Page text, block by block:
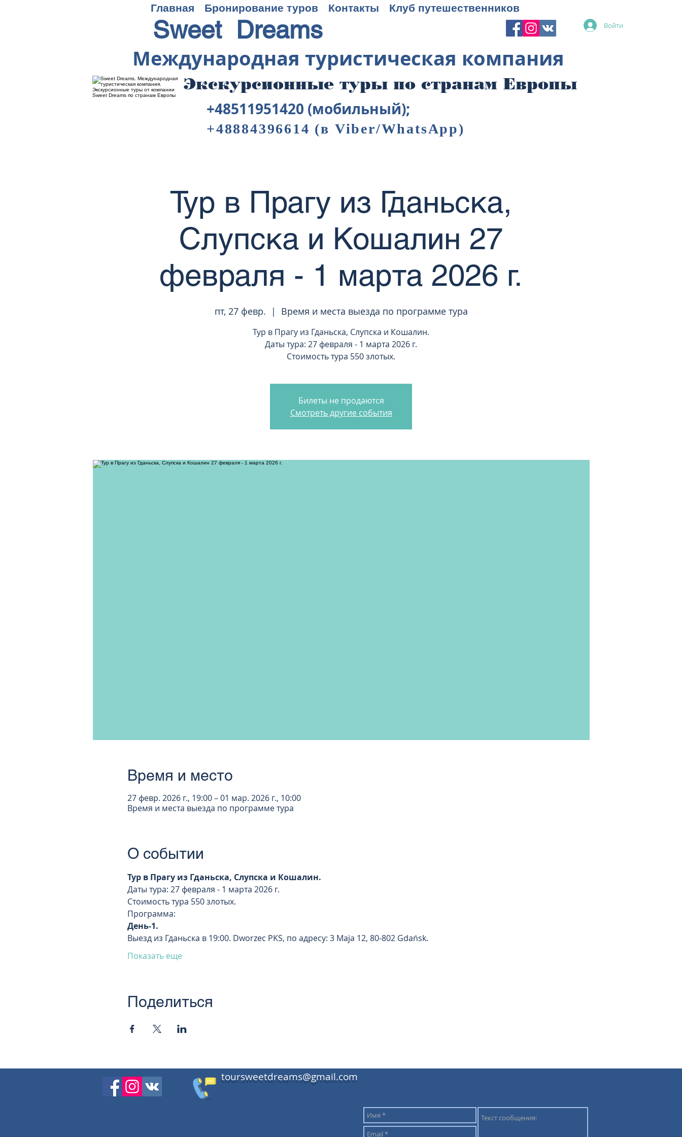
Главная Бронирование туров Контакты Клуб путешественников
Sweet Dreams Войти
Международная туристическая компания
+48511951420 (мобильный);
+48884396614 (в Viber/WhatsApp)
Экскурсионные туры по странам Европы
Тур в Прагу из Гданьска,
Слупска и Кошалин 27
февраля - 1 марта 2026 г.
пт, 27 февр.
  |
Время и места выезда по программе тура
Тур в Прагу из Гданьска, Слупска и Кошалин.
Даты тура: 27 февраля - 1 марта 2026 г.
Стоимость тура 550 злотых.
Билеты не продаются
Смотреть другие события
Время и место
27 февр. 2026 г., 19:00 – 01 мар. 2026 г., 10:00
Время и места выезда по программе тура
О событии
Тур в Прагу из Гданьска, Слупска и Кошалин.
Даты тура: 27 февраля - 1 марта 2026 г.
Стоимость тура 550 злотых.
Программа:
День-1.
Выезд из Гданьска в 19:00. Dworzec PKS, по адресу: 3 Maja 12, 80-802 Gdańsk.
Показать еще
Поделиться
toursweetdreams@gmail.com